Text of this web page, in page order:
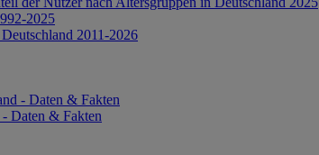
2025
2011-2026
- Daten & Fakten
- Daten & Fakten